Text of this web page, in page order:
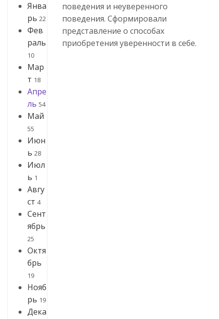
Янва
рь 22
Фев
раль
10
Мар
т 18
Апре
ль 54
Май
55
Июн
ь 28
Июл
ь 1
Авгу
ст 4
Сент
ябрь
25
Октя
брь
19
Нояб
рь 19
Дека
поведения и неуверенного
поведения. Сформировали
представление о способах
приобретения уверенности в себе.